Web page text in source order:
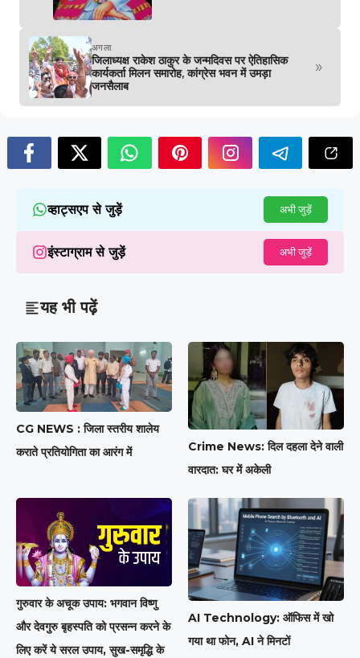
अगला
जिलाध्यक्ष राकेश ठाकुर के जन्मदिवस पर ऐतिहासिक
कार्यकर्ता मिलन समारोह, कांग्रेस भवन में उमड़ा
जनसैलाब
»
व्हाट्सएप से जुड़ें अभी जुड़ें
इंस्टाग्राम से जुड़ें अभी जुड़ें
यह भी पढ़ें
CG NEWS : जिला स्तरीय शालेय
कराते प्रतियोगिता का आरंग में
Crime News: दिल दहला देने वाली
वारदात: घर में अकेली
गुरुवार के अचूक उपाय: भगवान विष्णु
और देवगुरु बृहस्पति को प्रसन्न करने के
लिए करें ये सरल उपाय, सुख-समृद्धि के
AI Technology: ऑफिस में खो
गया था फोन, AI ने मिनटों